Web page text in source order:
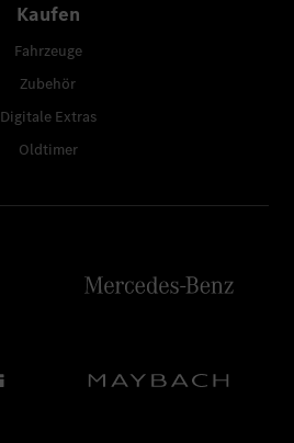
Kaufen
Fahrzeuge
Zubehör
Digitale Extras
Oldtimer